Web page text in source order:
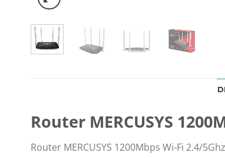
Router MERCUSYS
Router MERCUSYS 1200Mbps Wi-Fi 2.4/5Ghz